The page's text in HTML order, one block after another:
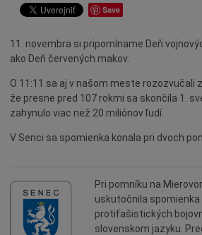
Dotácie
Doprava
Mestský úrad
Projekty
Primátor
Napísali o nás
Osobnosti
História
Save
11. novembra si pripomíname Deň
ako Deň červených makov.
O 11:11 sa aj v našom meste rozozvučali
že presne pred 107 rokmi sa skončila 1.
zahynulo viac než 20 miliónov ľudí.
V Senci sa spomienka konala pri dvoch
Pri pomníku na
uskutočnila spomienka
protifašistických
slovenskom jazyku.